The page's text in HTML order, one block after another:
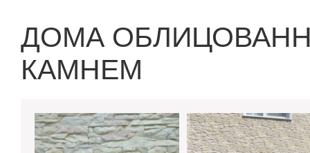
ДОМА
КАМНЕМ